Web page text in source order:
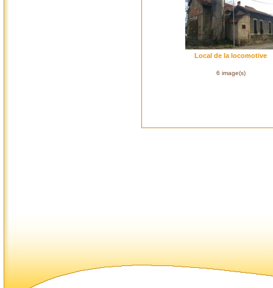
Local de la locomotive
6 image(s)